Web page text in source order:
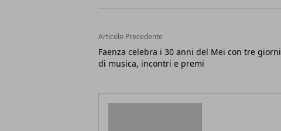
Articolo Precedente
Faenza celebra i 30 anni del Mei con tre giorni
di musica, incontri e premi